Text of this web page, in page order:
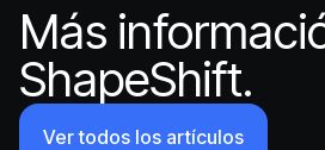
Más
ShapeShift.
Ver todos los artículos